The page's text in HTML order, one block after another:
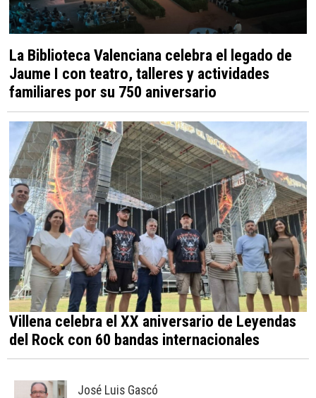
La Biblioteca Valenciana celebra el legado de
Jaume I con teatro, talleres y actividades
familiares por su 750 aniversario
Villena celebra el XX aniversario de Leyendas
del Rock con 60 bandas internacionales
José Luis Gascó